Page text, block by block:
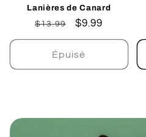
Lanières de Canard
Prix
habituel
$13.99
Prix
promotionnel
$9.99
Épuisé